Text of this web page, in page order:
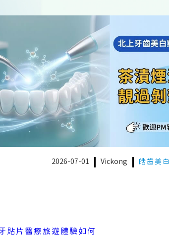
2026-07-01 Vickong 皓齒美白
貼片醫療旅遊體驗如何